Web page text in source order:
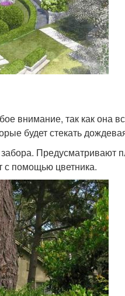
внимание, так как она
будет стекать
Предусматривают
помощью цветника.